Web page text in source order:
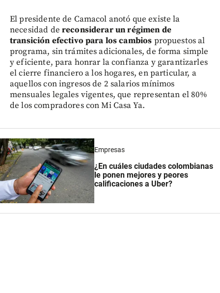
El presidente de Camacol anotó que existe la
necesidad de reconsiderar un régimen de
transición efectivo para los cambios propuestos al
programa, sin trámites adicionales, de forma simple
y eficiente, para honrar la confianza y garantizarles
el cierre financiero a los hogares, en particular, a
aquellos con ingresos de 2 salarios mínimos
mensuales legales vigentes, que representan el 80%
de los compradores con Mi Casa Ya.
Empresas
¿En cuáles ciudades colombianas
le ponen mejores y peores
calificaciones a Uber?